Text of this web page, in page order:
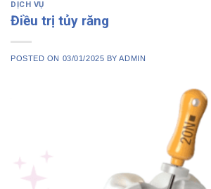
DỊCH VỤ
Điều trị tủy răng
POSTED ON 03/01/2025 BYADMIN